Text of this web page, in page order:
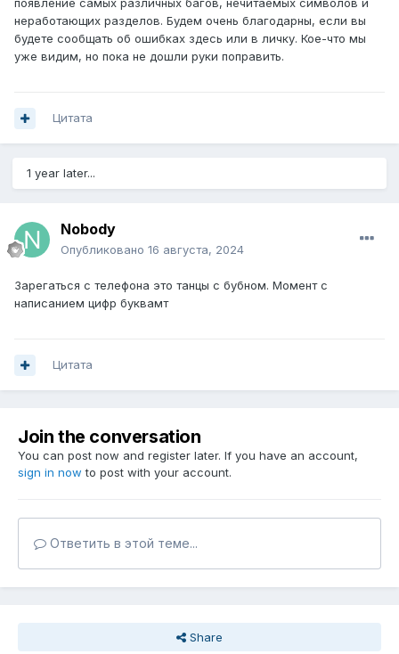
появление самых различных багов, нечитаемых символов и
неработающих разделов. Будем очень благодарны, если вы
будете сообщать об ошибках здесь или в личку. Кое-что мы
уже видим, но пока не дошли руки поправить.
Цитата
1 year later...
Nobody
Опубликовано 16 августа, 2024
Зарегаться с телефона это танцы с бубном. Момент с
написанием цифр буквамт
Цитата
Join the conversation
You can post now and register later. If you have an account,
sign in now to post with your account.
Ответить в этой теме...
Share